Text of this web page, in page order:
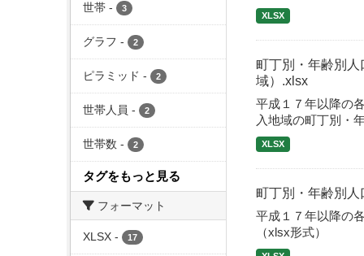
世帯 - 3
グラフ - 2
ピラミッド - 2
世帯人員 - 2
世帯数 - 2
タグをもっと見る
フォーマット
XLSX - 17
XLSX
町丁別・年齢別
域）.xlsx
平成１７年以降の
入地域の町丁別・
XLSX
町丁別・年齢別
平成１７年以降の
（xlsx形式）